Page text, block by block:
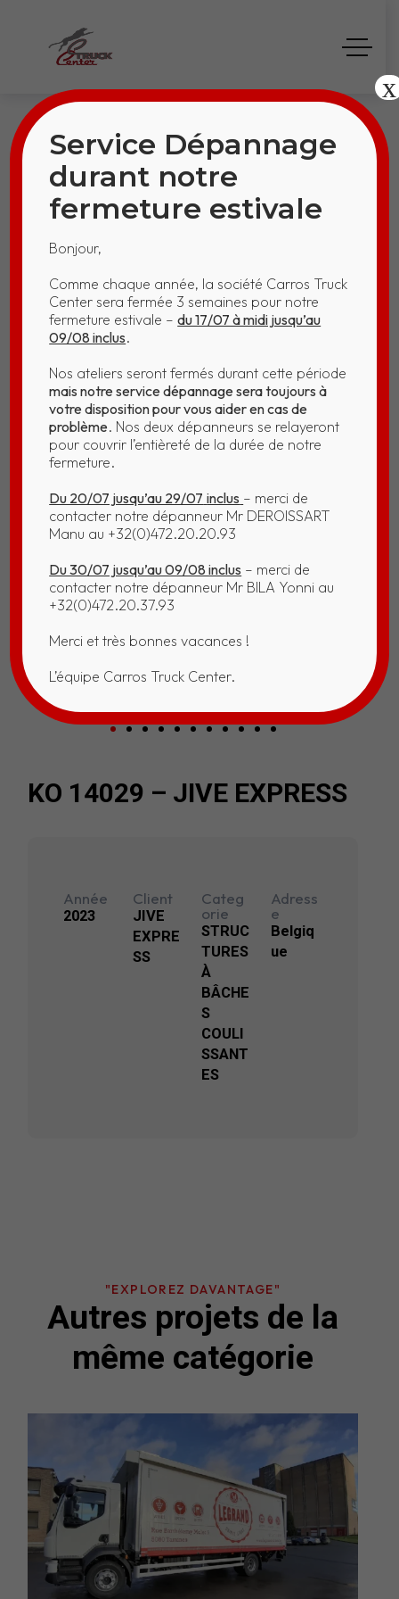
KO 14029 – JIVE
EXPRESS
Home KO 14029 – JIVE EXPRESS
KO 14029 – JIVE EXPRESS
Année
2023
Client
JIVE
EXPRE
SS
Categ
orie
STRUC
TURES
À
BÂCHE
S
COULI
SSANT
ES
Adress
e
Belgiq
ue
"EXPLOREZ DAVANTAGE"
Autres projets de la
même catégorie
Service Dépannage
durant notre
fermeture estivale
Bonjour,
Comme chaque année, la société Carros Truck
Center sera fermée 3 semaines pour notre
fermeture estivale –du 17/07 à midi jusqu’au
09/08 inclus.
Nos ateliers seront fermés durant cette période
mais notre service dépannage sera toujours à
votre disposition pour vous aider en cas de
problème. Nos deux dépanneurs se relayeront
pour couvrir l’entièreté de la durée de notre
fermeture.
Du 20/07 jusqu’au 29/07 inclus – merci de
contacter notre dépanneur Mr DEROISSART
Manu au +32(0)472.20.20.93
Du 30/07 jusqu’au 09/08 inclus – merci de
contacter notre dépanneur Mr BILA Yonni au
+32(0)472.20.37.93
Merci et très bonnes vacances !
L’équipe Carros Truck Center.
x